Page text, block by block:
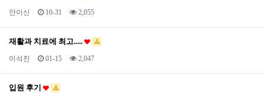
안이신 10-31 2,055
재활과 치료에 최고.....
이석진 01-15 2,047
입원 후기